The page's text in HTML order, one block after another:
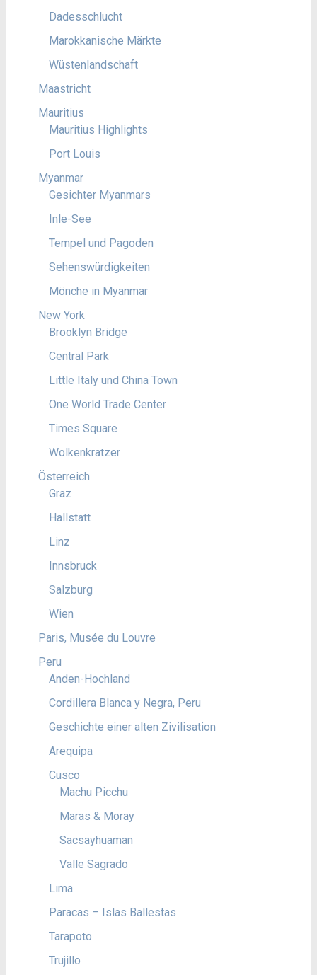
Dadesschlucht
Marokkanische Märkte
Wüstenlandschaft
Maastricht
Mauritius
Mauritius Highlights
Port Louis
Myanmar
Gesichter Myanmars
Inle-See
Tempel und Pagoden
Sehenswürdigkeiten
Mönche in Myanmar
New York
Brooklyn Bridge
Central Park
Little Italy und China Town
One World Trade Center
Times Square
Wolkenkratzer
Österreich
Graz
Hallstatt
Linz
Innsbruck
Salzburg
Wien
Paris, Musée du Louvre
Peru
Anden-Hochland
Cordillera Blanca y Negra, Peru
Geschichte einer alten Zivilisation
Arequipa
Cusco
Machu Picchu
Maras & Moray
Sacsayhuaman
Valle Sagrado
Lima
Paracas – Islas Ballestas
Tarapoto
Trujillo